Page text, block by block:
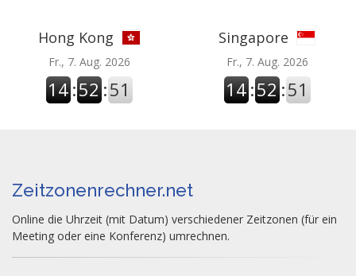
Hong Kong
Fr., 7. Aug. 2026
14 :52 :51
Singapore
Fr., 7. Aug. 2026
14 :52 :51
Zeitzonenrechner.net
Online die Uhrzeit (mit Datum) verschiedener Zeitzonen (für ein
Meeting oder eine Konferenz) umrechnen.